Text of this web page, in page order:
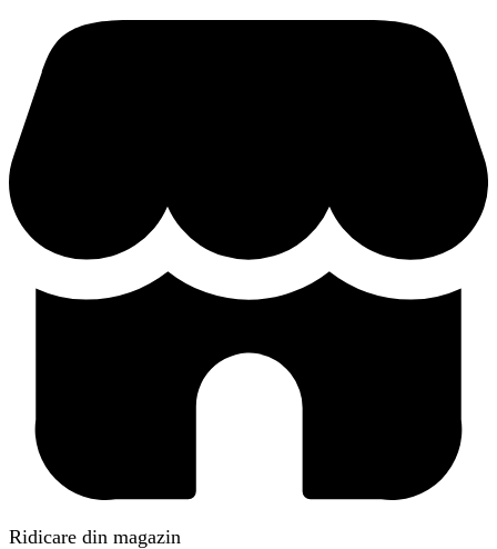
Ridicare din magazin